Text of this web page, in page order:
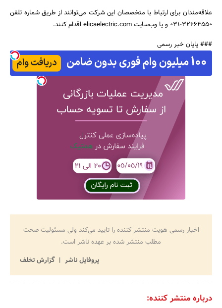
علاقه‌مندان برای ارتباط با متخصصان این شرکت می‌توانند از طریق شماره تلفن
32664550-031 و یا وب‌سایت elicaelectric.com اقدام کنند.
### پایان خبر رسمی
اخبار رسمی هویت منتشر کننده را تایید می‌کند ولی مسئولیت صحت
مطلب منتشر شده بر عهده ناشر است.
پروفایل ناشر
گزارش تخلف
درباره منتشر کننده: